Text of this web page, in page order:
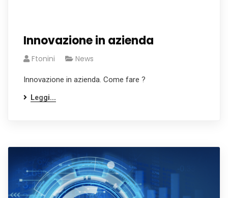
Innovazione in azienda
Ftonini News
Innovazione in azienda. Come fare ?
Leggi...